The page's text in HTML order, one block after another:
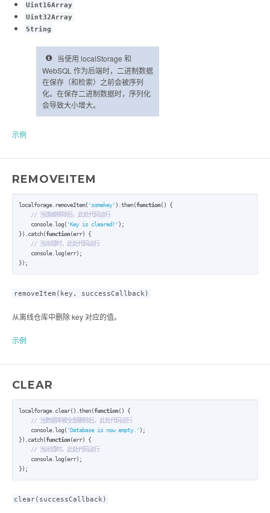
Uint16Array
Uint32Array
String
当使用 localStorage 和
WebSQL 作为后端时，二进制数据
在保存（和检索）之前会被序列
化。在保存二进制数据时，序列化
会导致大小增大。
示例
REMOVEITEM
localforage.removeItem( 'somekey' ).then(function() {
// 当值被移除后，此处代码运行
    console.log(
'Key is cleared!' );
}).catch(function(err) {
// 当出错时，此处代码运行
    console.log(err);
});
removeItem(key, successCallback)
从离线仓库中删除 key 对应的值。
示例
CLEAR
localforage.clear().then(function() {
// 当数据库被全部删除后，此处代码运行
    console.log(
'Database is now empty.' );
}).catch(function(err) {
// 当出错时，此处代码运行
    console.log(err);
});
clear(successCallback)